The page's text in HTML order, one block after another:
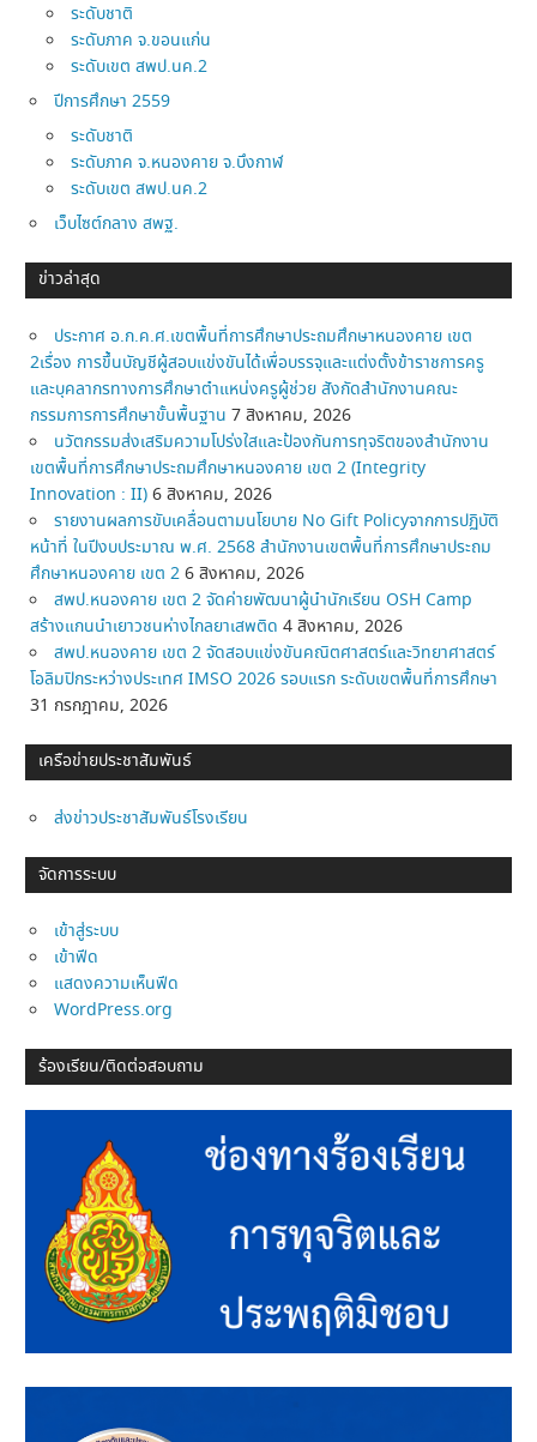
ระดับชาติ
ระดับภาค จ.ขอนแก่น
ระดับเขต สพป.นค.2
ปีการศึกษา 2559
ระดับชาติ
ระดับภาค จ.หนองคาย จ.บึงกาฬ
ระดับเขต สพป.นค.2
เว็บไซต์กลาง สพฐ.
ข่าวล่าสุด
ประกาศ อ.ก.ค.ศ.เขตพื้นที่การศึกษาประถมศึกษาหนองคาย เขต
2เรื่อง การขึ้นบัญชีผู้สอบแข่งขันได้เพื่อบรรจุและแต่งตั้งข้าราชการครู
และบุคลากรทางการศึกษาตำแหน่งครูผู้ช่วย สังกัดสำนักงานคณะ
กรรมการการศึกษาขั้นพื้นฐาน 7 สิงหาคม, 2026
นวัตกรรมส่งเสริมความโปร่งใสและป้องกันการทุจริตของสำนักงาน
เขตพื้นที่การศึกษาประถมศึกษาหนองคาย เขต 2 (Integrity
Innovation : II) 6 สิงหาคม, 2026
รายงานผลการขับเคลื่อนตามนโยบาย No Gift Policyจากการปฏิบัติ
หน้าที่ ในปีงบประมาณ พ.ศ. 2568 สำนักงานเขตพื้นที่การศึกษาประถม
ศึกษาหนองคาย เขต 2 6 สิงหาคม, 2026
สพป.หนองคาย เขต 2 จัดค่ายพัฒนาผู้นำนักเรียน OSH Camp
สร้างแกนนำเยาวชนห่างไกลยาเสพติด 4 สิงหาคม, 2026
สพป.หนองคาย เขต 2 จัดสอบแข่งขันคณิตศาสตร์และวิทยาศาสตร์
โอลิมปิกระหว่างประเทศ IMSO 2026 รอบแรก ระดับเขตพื้นที่การศึกษา
31 กรกฎาคม, 2026
เครือข่ายประชาสัมพันธ์
ส่งข่าวประชาสัมพันธ์โรงเรียน
จัดการระบบ
เข้าสู่ระบบ
เข้าฟีด
แสดงความเห็นฟีด
WordPress.org
ร้องเรียน/ติดต่อสอบถาม